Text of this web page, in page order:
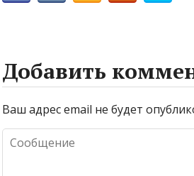
Добавить
Ваш адрес email не будет